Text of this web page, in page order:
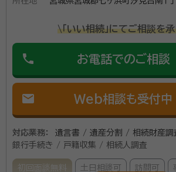
\「いい相続」にてご相談を
phone お電話でのご相談
mail Web相談も受付中
対応業務：
遺言書 / 遺産分割 / 相続財産
銀行手続き / 戸籍収集 / 相続人調査
初回面談無料 土日相談可 訪問可